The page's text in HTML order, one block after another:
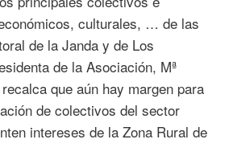
culturales, … de las
de la Janda y de Los
de la Asociación, Mª
que aún hay margen para
de colectivos del sector
intereses de la Zona Rural de